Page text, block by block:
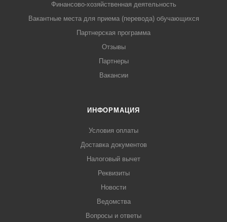
Финансово-хозяйственная деятельность
Вакантные места для приема (перевода) обучающихся
Партнерская программа
Отзывы
Партнеры
Вакансии
ИНФОРМАЦИЯ
Условия оплаты
Доставка документов
Налоговый вычет
Реквизиты
Новости
Ведомства
Вопросы и ответы